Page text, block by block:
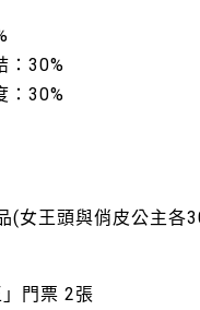
：30%
：30%
(女王頭與俏皮公主各
」門票 2張